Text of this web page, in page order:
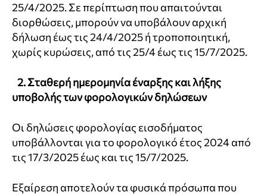
25/4/2025. Σε περίπτωση που απαιτούνται
διορθώσεις, μπορούν να υποβάλουν αρχική
δήλωση έως τις 24/4/2025 ή τροποποιητική,
χωρίς κυρώσεις, από τις 25/4 έως τις 15/7/2025.
2. Σταθερή ημερομηνία έναρξης και λήξης
υποβολής των φορολογικών δηλώσεων
Οι δηλώσεις φορολογίας εισοδήματος
υποβάλλονται για το φορολογικό έτος 2024 από
τις 17/3/2025 έως και τις 15/7/2025.
Εξαίρεση αποτελούν τα φυσικά πρόσωπα που